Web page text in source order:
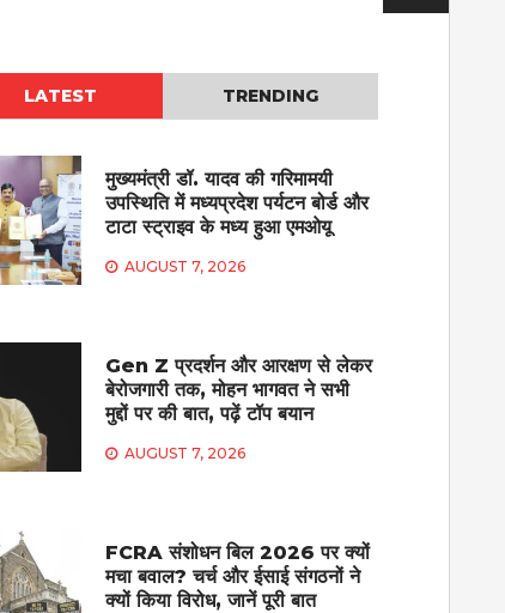
LATEST TRENDING
मुख्यमंत्री डॉ. यादव की गरिमामयी
उपस्थिति में मध्यप्रदेश पर्यटन बोर्ड और
टाटा स्ट्राइव के मध्य हुआ एमओयू
AUGUST 7, 2026
Gen Z प्रदर्शन और आरक्षण से लेकर
बेरोजगारी तक, मोहन भागवत ने सभी
मुद्दों पर की बात, पढ़ें टॉप बयान
AUGUST 7, 2026
FCRA संशोधन बिल 2026 पर क्यों
मचा बवाल? चर्च और ईसाई संगठनों ने
क्यों किया विरोध, जानें पूरी बात